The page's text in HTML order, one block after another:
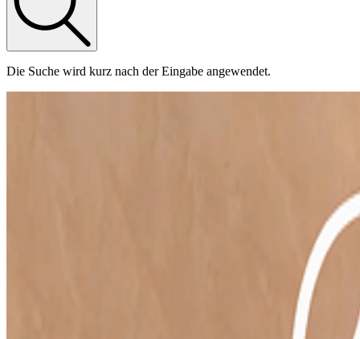
Die Suche wird kurz nach der Eingabe angewendet.